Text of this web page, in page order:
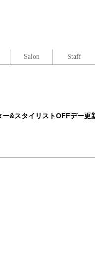
ー&スタイリストOFFデー更
Salon Staff